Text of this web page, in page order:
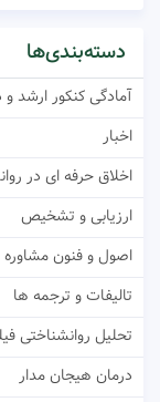
دسته‌بندی‌ها
آمادگی کنکور ارشد و
اخبار
اخلاق حرفه ای در
ارزیابی و تشخیص
اصول و فنون مشاوره
تالیفات و ترجمه ها
تحلیل روانشناختی
درمان هیجان مدار